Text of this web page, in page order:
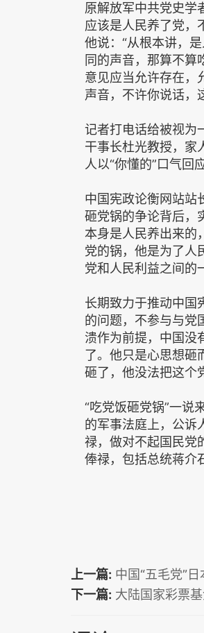
原解放军中共党史学
应该是人民养了党，
他说：“从根本讲，
同的声音，那算不算
意见应当允许存在，
声音，不许你说话，
记者打电话给被视为
干事长杜光教授，家
人以“你懂的”口气回应
中国宪政论衡网站站
砸党锅的争论背后，
本身是人民养出来的
党的锅，他是为了人
党和人民利益之间的
长期致力于推动中国
的问题，不参与与党
溃作为前提，中国没
了。他只是心思想砸
砸了，他没法把这个
“吃党饭砸党锅”一说
的军事法庭上，公诉
禄，做对不起国民党
俸禄，包括总统蒋介
上一篇: 中国“五毛党”
下一篇: 大陆国家彩票